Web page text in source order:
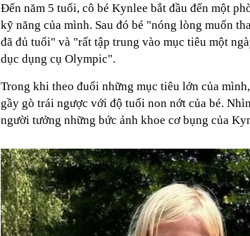
Đến năm 5 tuổi, cô bé Kynlee bắt đầu đến một
kỹ năng của mình. Sau đó bé "nóng lòng muốn
đã đủ tuổi" và "rất tập trung vào mục tiêu một
dục dụng cụ Olympic".
Trong khi theo đuổi những mục tiêu lớn của
gầy gò trái ngược với độ tuổi non nớt của bé.
người tưởng những bức ảnh khoe cơ bụng của